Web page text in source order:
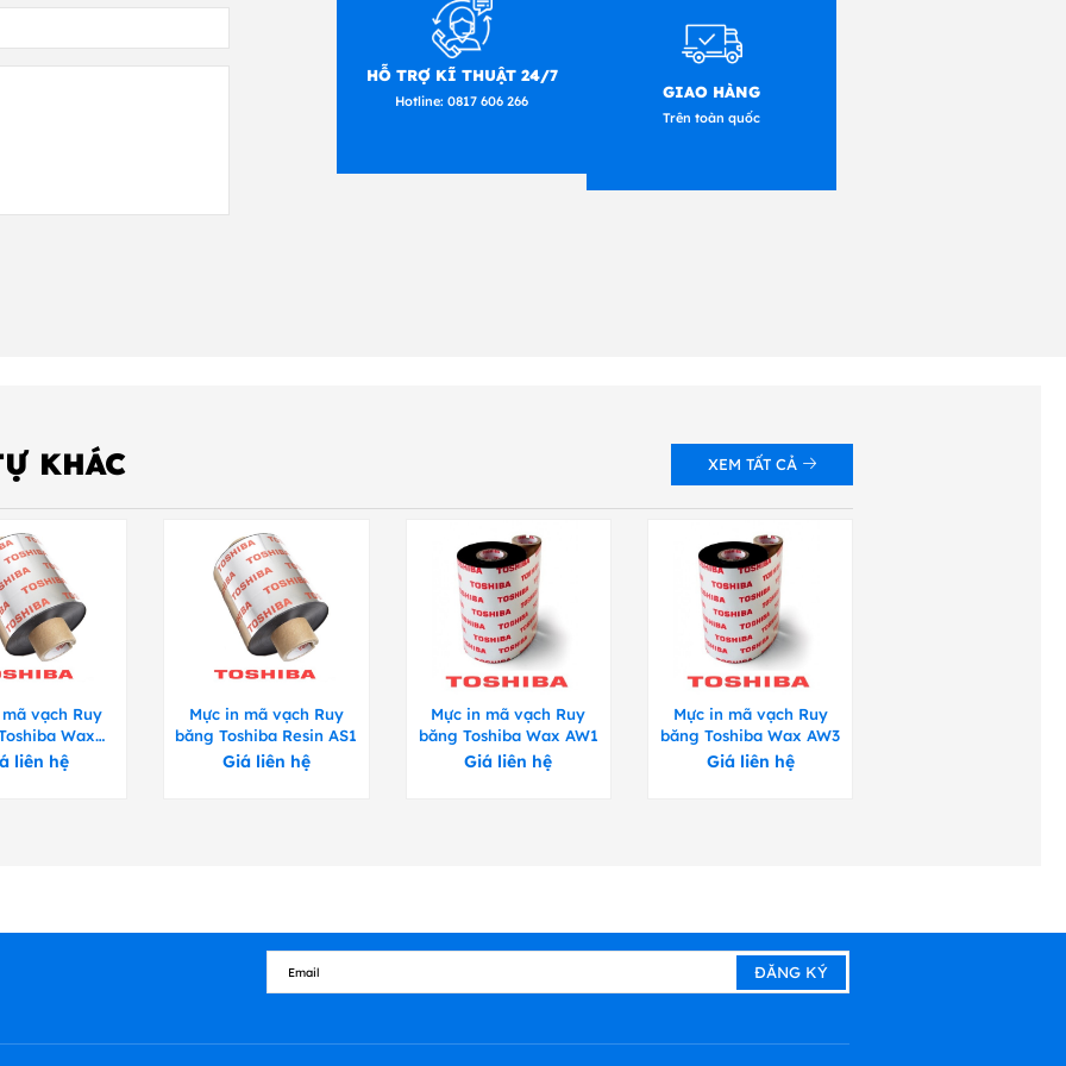
và độ tin cậy của nó trong lĩnh vực này. Nó được đánh giá trên nhiều loại vật
và nhiệt độ. Chỉ khi thủ tục này hoàn tất và được coi là thành công, ruy băng
nhận phê duyệt.
AG3 AG5 AS1
AS3
ok
ok
ok ok ok
ok ok
ok
ok
HỖ TRỢ KĨ THUẬT 24/7
Hotline: 0817 606 266 GIAO HÀNG
Trên toàn quốc
KHÁC XEM TẤT CẢ
vạch Ruy
Wax
AG2
liên hệ
Mực in mã vạch Ruy
băng Toshiba Resin AS1
Giá liên hệ
Mực in mã vạch Ruy
băng Toshiba Wax AW1
Giá liên hệ
Mực in mã vạch Ruy
băng Toshiba Wax AW3
Giá liên hệ